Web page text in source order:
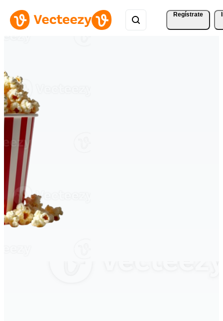
Regístrate